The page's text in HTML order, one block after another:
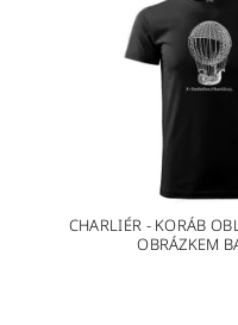
CHARLIÉR - KORÁB
OBRÁZKEM